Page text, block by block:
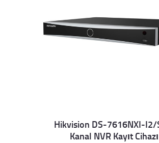
Details
Hikvision DS-7616NXI-I2/
Kanal NVR Kayıt Cihazı